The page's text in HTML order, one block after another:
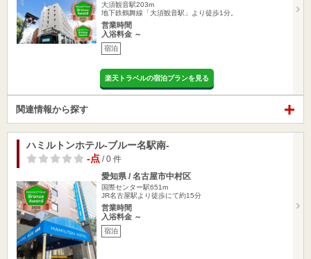
大須観音駅203m
地下鉄鶴舞線「大須観音駅」より徒歩1分。
営業時間
入浴料金 ～
宿泊
楽天トラベルの宿泊プランを見る
関連情報から探す
ハミルトンホテル-ブルー名駅南-
-点 / 0 件
愛知県 / 名古屋市中村区
国際センター駅651m
JR名古屋駅より徒歩にて約15分
営業時間
入浴料金 ～
宿泊